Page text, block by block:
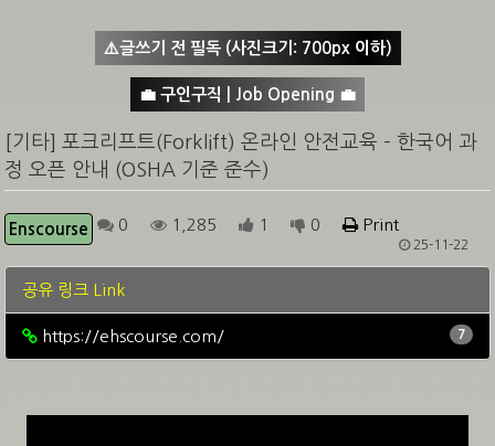
⚠️글쓰기 전 필독 (사진크기: 700px 이하)
💼 구인구직 | Job Opening 💼
[기타] 포크리프트(Forklift) 온라인 안전교육 – 한국어 과
정 오픈 안내 (OSHA 기준 준수)
Enscourse 0 1,285 1 0 Print
25-11-22
공유 링크 Link
https://ehscourse.com/ 7